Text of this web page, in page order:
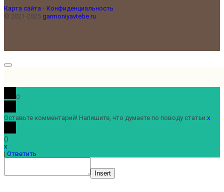
Карта сайта • Конфиденциальность
© 2021-2025 garmoniyavtebe.ru
0
Оставьте комментарий! Напишите, что думаете по поводу статьи.x
()
x
| Ответить
Insert